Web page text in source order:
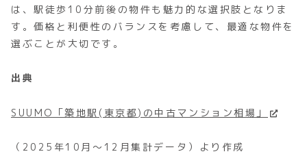
は、駅徒歩10分前後の物件も魅力的な選択肢となりま
す。価格と利便性のバランスを考慮して、最適な物件を
選ぶことが大切です。
出典
SUUMO「築地駅(東京都)の中古マンション相場」
（2025年10月～12月集計データ）より作成